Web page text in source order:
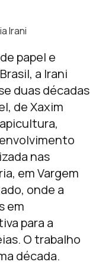
Irani
papel e
a Irani
duas décadas
de Xaxim
nas
em Vargem
onde a
em
para a
O trabalho
década.